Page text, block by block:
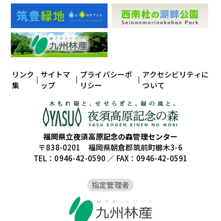
リンク
集
サイトマ
ップ
プライバシーポ
リシー
アクセシビリティに
ついて
福岡県立夜須高原記念の森管理センター
〒838-0201 福岡県朝倉郡筑前町櫛木3-6
TEL：0946-42-0590 ／ FAX：0946-42-0591
指定管理者